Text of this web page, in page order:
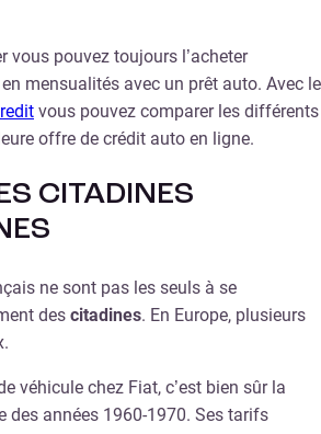
vous pouvez toujours l’acheter
mensualités avec un prêt auto. Avec le
vous pouvez comparer les différents
offre de crédit auto en ligne.
CITADINES
ne sont pas les seuls à se
des citadines. En Europe, plusieurs
véhicule chez Fiat, c’est bien sûr la
des années 1960-1970. Ses tarifs